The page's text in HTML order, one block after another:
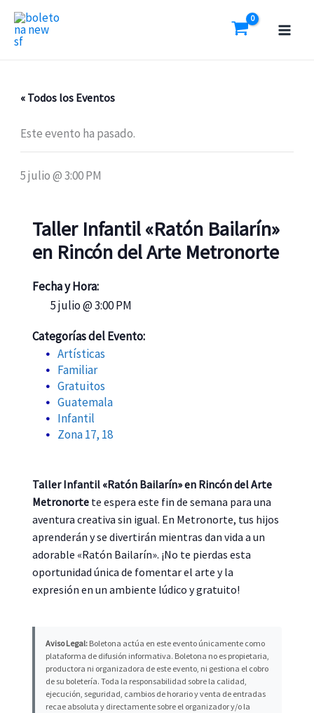
contenido
« Todos los Eventos
Este evento ha pasado.
5 julio @ 3:00 PM
Taller Infantil «Ratón Bailarín»
en Rincón del Arte Metronorte
Fecha y Hora:
5 julio @ 3:00 PM
Categorías del Evento:
Artísticas
Familiar
Gratuitos
Guatemala
Infantil
Zona 17, 18
Taller Infantil «Ratón Bailarín» en Rincón del Arte
Metronorte te espera este fin de semana para una
aventura creativa sin igual. En Metronorte, tus hijos
aprenderán y se divertirán mientras dan vida a un
adorable «Ratón Bailarín». ¡No te pierdas esta
oportunidad única de fomentar el arte y la
expresión en un ambiente lúdico y gratuito!
Aviso Legal: Boletona actúa en este evento únicamente como
plataforma de difusión informativa. Boletona no es propietaria,
productora ni organizadora de este evento, ni gestiona el cobro
de su boletería. Toda la responsabilidad sobre la calidad,
ejecución, seguridad, cambios de horario y venta de entradas
recae absoluta y directamente sobre el organizador y/o la